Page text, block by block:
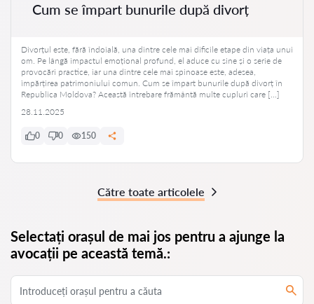
Cum se împart bunurile după divorț
Divorțul este, fără îndoială, una dintre cele mai dificile etape din viața unui
om. Pe lângă impactul emoțional profund, el aduce cu sine și o serie de
provocări practice, iar una dintre cele mai spinoase este, adesea,
împărțirea patrimoniului comun. Cum se împart bunurile după divorț în
Republica Moldova? Această întrebare frământă multe cupluri care […]
28.11.2025
0 0 150
Către toate articolele
Selectați orașul de mai jos pentru a ajunge la
avocații pe această temă.: